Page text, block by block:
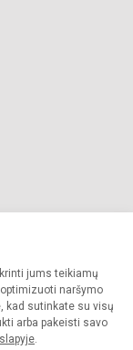
jums teikiamų
naršymo
kad sutinkate su visų
arba pakeisti savo
.
teisės saugomos.
griežtai draudžiama.